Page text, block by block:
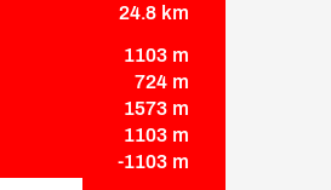
24.8 km
1103 m
724 m
1573 m
1103 m
-1103 m